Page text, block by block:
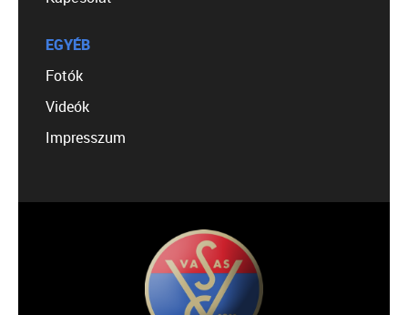
EGYÉB
Fotók
Videók
Impresszum